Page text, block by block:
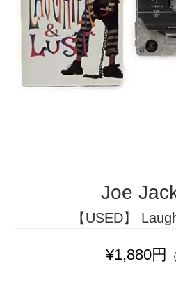
Joe
【USED】
¥1,880円